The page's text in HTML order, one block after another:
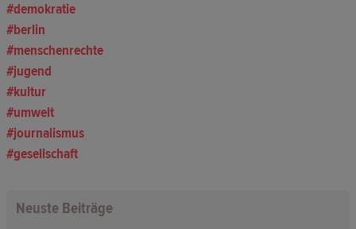
demokratie
berlin
menschenrechte
jugend
kultur
umwelt
journalismus
gesellschaft
Neuste Beiträge